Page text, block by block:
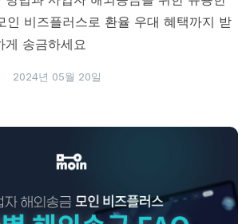
인 비즈플러스로 환율 우대 혜택까지 받
게 송금하세요
2024년 05월 20일